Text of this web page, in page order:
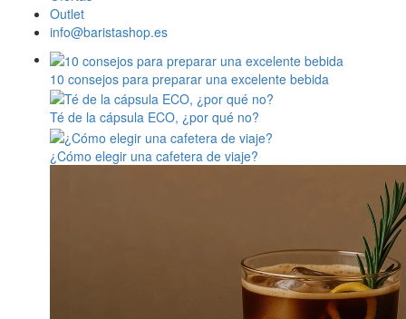
Outlet
info@baristashop.es
10 consejos para preparar una excelente bebida
Té de la cápsula ECO, ¿por qué no?
¿Cómo elegir una cafetera de viaje?